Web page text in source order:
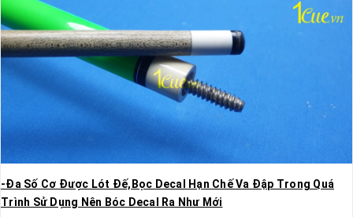
-Đa Số Cơ Được Lót Đế,Bọc Decal Hạn Chế Va Đập Trong Quá
Trình Sử Dụng Nên Bóc Decal Ra Như Mới